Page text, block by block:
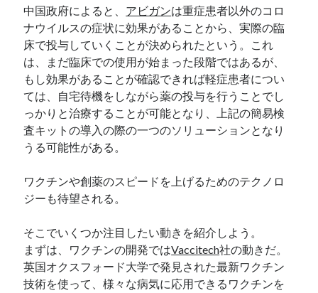
中国政府によると、 アビガンは重症患者以外のコロ
ナウイルスの症状に効果があることから、実際の臨
床で投与していくことが決められたという。これ
は、まだ臨床での使用が始まった段階ではあるが、
もし効果があることが確認できれば軽症患者につい
ては、自宅待機をしながら薬の投与を行うことでし
っかりと治療することが可能となり、上記の簡易検
査キットの導入の際の一つのソリューションとなり
うる可能性がある。
ワクチンや創薬のスピードを上げるためのテクノロ
ジーも待望される。
そこでいくつか注目したい動きを紹介しよう。
まずは、ワクチンの開発ではVaccitech社の動きだ。
英国オクスフォード大学で発見された最新ワクチン
技術を使って、様々な病気に応用できるワクチンを